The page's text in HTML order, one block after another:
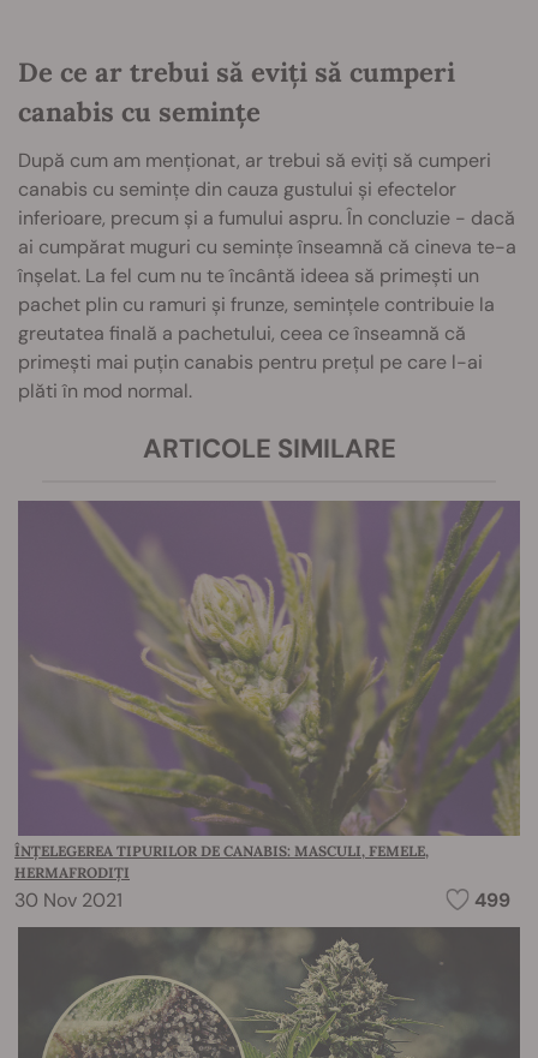
De ce ar trebui să eviți să cumperi
canabis cu semințe
După cum am menționat, ar trebui să eviți să cumperi
canabis cu semințe din cauza gustului și efectelor
inferioare, precum și a fumului aspru. În concluzie - dacă
ai cumpărat muguri cu semințe înseamnă că cineva te-a
înșelat. La fel cum nu te încântă ideea să primești un
pachet plin cu ramuri și frunze, semințele contribuie la
greutatea finală a pachetului, ceea ce înseamnă că
primești mai puțin canabis pentru prețul pe care l-ai
plăti în mod normal.
ARTICOLE SIMILARE
ÎNȚELEGEREA TIPURILOR DE CANABIS: MASCULI, FEMELE,
HERMAFRODIȚI
30 Nov 2021 499